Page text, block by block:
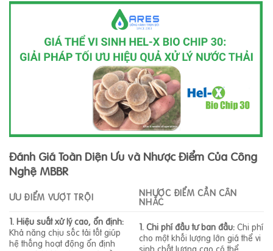
Đánh Giá Toàn Diện Ưu và Nhược Điểm Của Công
Nghệ MBBR
ƯU ĐIỂM VƯỢT TRỘI NHƯỢC ĐIỂM CẦN CÂN
NHẮC
1. Hiệu suất xử lý cao, ổn định:
Khả năng chịu sốc tải tốt giúp
hệ thống hoạt động ổn định
1. Chi phí đầu tư ban đầu: Chi phí
cho một khối lượng lớn giá thể vi